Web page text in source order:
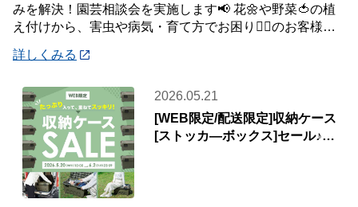
みを解決！園芸相談会を実施します📢 花🌼や野菜🍅の植
え付けから、害虫や病気・育て方でお困り😮‍💨のお客様の
詳しくみる
2026.05.21
[WEB限定/配送限定]収納ケース
[ストッカ―ボックス]セール♪屋